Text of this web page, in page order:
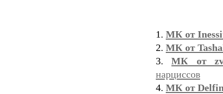
1. МК от
2. МК от
3.МК от
нарциссов
4. МК от